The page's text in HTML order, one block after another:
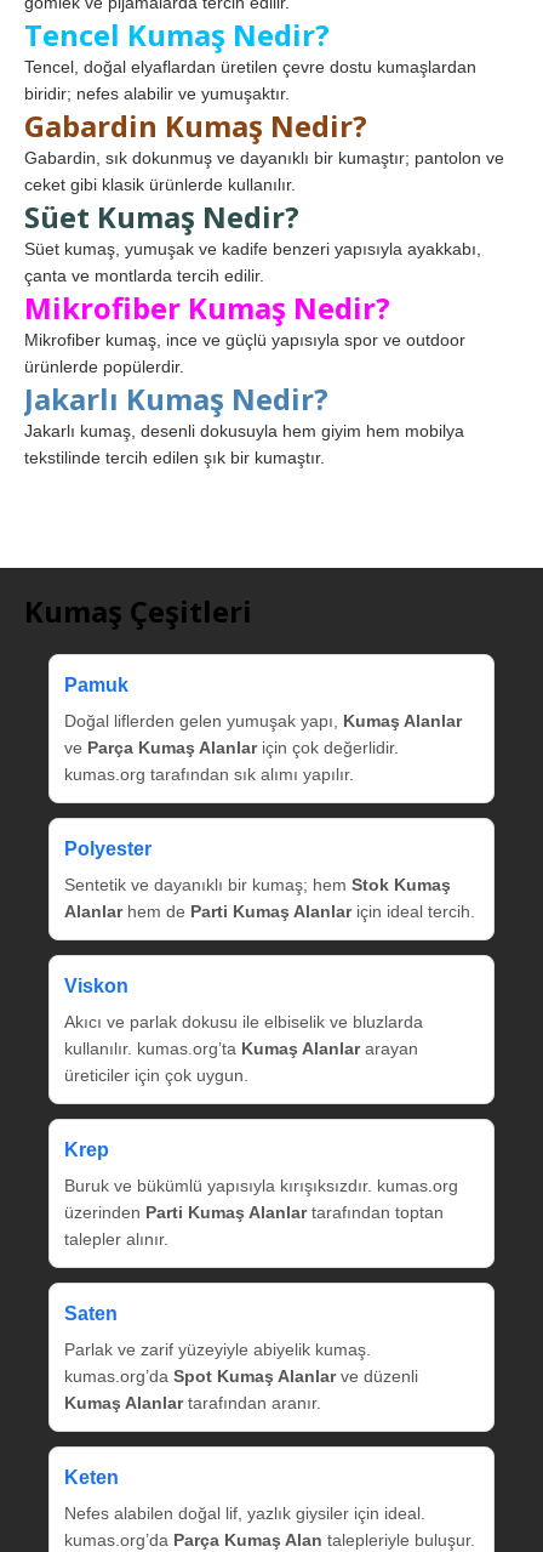
Tencel Kumaş Nedir?
Tencel, doğal elyaflardan üretilen çevre dostu kumaşlardan
biridir; nefes alabilir ve yumuşaktır.
Gabardin Kumaş Nedir?
Gabardin, sık dokunmuş ve dayanıklı bir kumaştır; pantolon ve
ceket gibi klasik ürünlerde kullanılır.
Süet Kumaş Nedir?
Süet kumaş, yumuşak ve kadife benzeri yapısıyla ayakkabı,
çanta ve montlarda tercih edilir.
Mikrofiber Kumaş Nedir?
Mikrofiber kumaş, ince ve güçlü yapısıyla spor ve outdoor
ürünlerde popülerdir.
Jakarlı Kumaş Nedir?
Jakarlı kumaş, desenli dokusuyla hem giyim hem mobilya
tekstilinde tercih edilen şık bir kumaştır.
Kumaş Çeşitleri
Pamuk
Doğal liflerden gelen yumuşak yapı, Kumaş Alanlar
ve Parça Kumaş Alanlariçin çok değerlidir.
kumas.org tarafından sık alımı yapılır.
Polyester
Sentetik ve dayanıklı bir kumaş; hem Stok Kumaş
Alanlarhem de Parti Kumaş Alanlariçin ideal tercih.
Viskon
Akıcı ve parlak dokusu ile elbiselik ve bluzlarda
kullanılır. kumas.org’ta Kumaş Alanlararayan
üreticiler için çok uygun.
Krep
Buruk ve bükümlü yapısıyla kırışıksızdır. kumas.org
üzerinden Parti Kumaş Alanlartarafından toptan
talepler alınır.
Saten
Parlak ve zarif yüzeyiyle abiyelik kumaş.
kumas.org’da Spot Kumaş Alanlarve düzenli
Kumaş Alanlartarafından aranır.
Keten
Nefes alabilen doğal lif, yazlık giysiler için ideal.
kumas.org’da Parça Kumaş Alan talepleriyle buluşur.